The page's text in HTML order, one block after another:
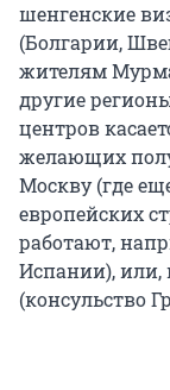
шенгенские
(Болгарии,
жителям
другие
центров
желающих
Москву (где
европейских
работают,
Испании), или,
(консульство